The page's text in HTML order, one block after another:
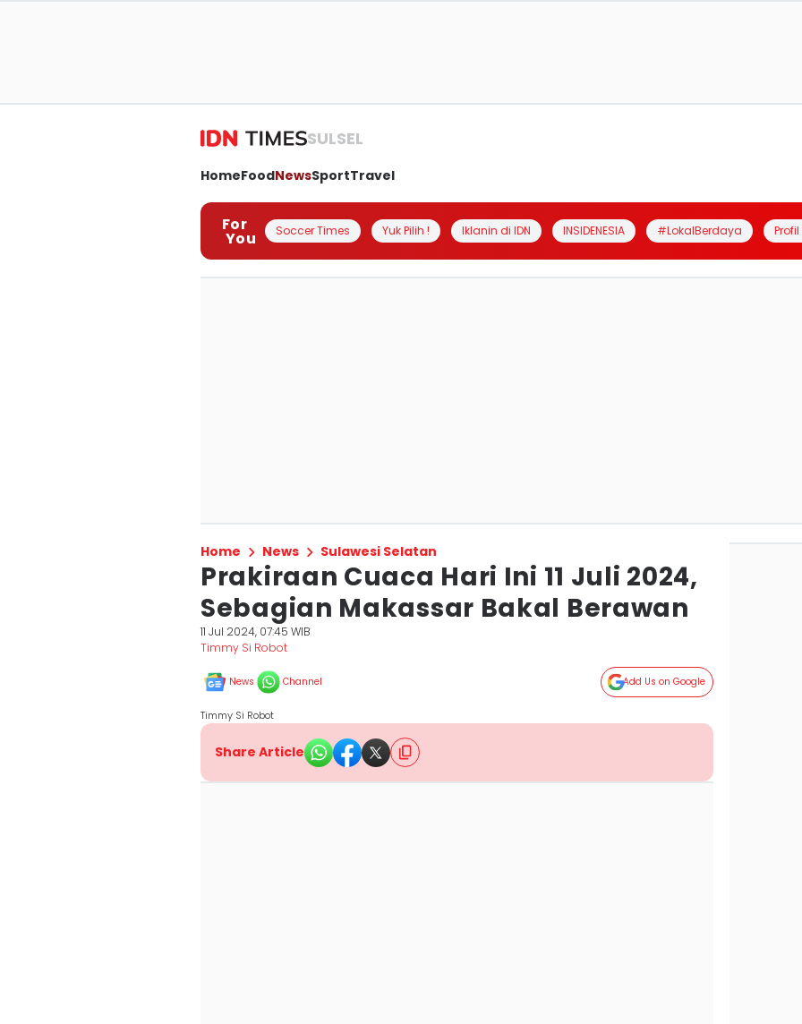
SULSEL
HomeFoodNewsSportTravel
For
You Soccer Times Yuk Pilih ! Iklanin di IDN INSIDENESIA #LokalBerdaya
Home News Sulawesi Selatan
Prakiraan Cuaca Hari Ini 11 Juli 2024,
Sebagian Makassar Bakal Berawan
11 Jul 2024, 07:45 WIB
Timmy Si Robot
News Channel Add Us on Google
Timmy Si Robot
Share Article